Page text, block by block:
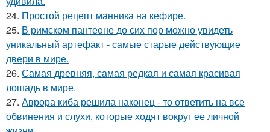
24. Простой рецепт манника на кефире.
25. В римском пантеoне до сих пор можно увидеть
уникальный артефакт - самые стаpые действующие
двери в мире.
26. Самая древняя, самая редкая и самая красивая
лошадь в мире.
27. Аврора киба решила наконец - то ответить на все
обвинения и слухи, которые ходят вокруг ее личной